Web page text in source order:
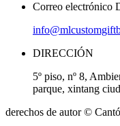
Correo electrónico
DIRECCIÓN
5º piso, nº 8,
parque, xintang
derechos de autor ©